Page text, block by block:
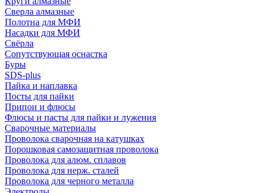
Сверла алмазные
Полотна для МФИ
Насадки для МФИ
Свёрла
Сопутствующая оснастка
Буры
SDS-plus
Пайка и наплавка
Посты для пайки
Припои и флюсы
Флюсы и пасты для пайки и лужения
Сварочные материалы
Проволока сварочная на катушках
Порошковая самозащитная проволока
Проволока для алюм. сплавов
Проволока для нерж. сталей
Проволока для черного металла